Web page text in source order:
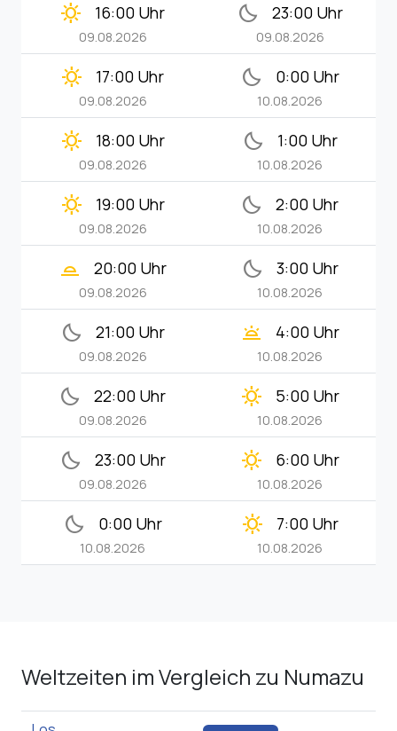
clear_day 16:00 Uhr
09.08.2026
bedtime 23:00 Uhr
09.08.2026
clear_day 17:00 Uhr
09.08.2026
bedtime 0:00 Uhr
10.08.2026
clear_day 18:00 Uhr
09.08.2026
bedtime 1:00 Uhr
10.08.2026
clear_day 19:00 Uhr
09.08.2026
bedtime 2:00 Uhr
10.08.2026
wb_twilight_2 20:00 Uhr
09.08.2026
bedtime 3:00 Uhr
10.08.2026
bedtime 21:00 Uhr
09.08.2026
wb_twilight 4:00 Uhr
10.08.2026
bedtime 22:00 Uhr
09.08.2026
clear_day 5:00 Uhr
10.08.2026
bedtime 23:00 Uhr
09.08.2026
clear_day 6:00 Uhr
10.08.2026
bedtime 0:00 Uhr
10.08.2026
clear_day 7:00 Uhr
10.08.2026
Weltzeiten im Vergleich zu Numazu